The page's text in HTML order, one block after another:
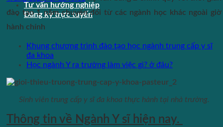
Tư vấn hướng nghiệp
Đăng ký trực tuyến
đào tạo 1 năm chuyển đổi từ các ngành học khác ngoài giờ
hành chính
Khung chương trình đào tạo học ngành trung cấp y sĩ
đa khoa
Học ngành Y ra trường làm việc gì? ở đâu?
Sinh viên trung cấp y sĩ đa khoa thực hành tại nhà trường.
Thông tin về Ngành Y sĩ hiện nay.